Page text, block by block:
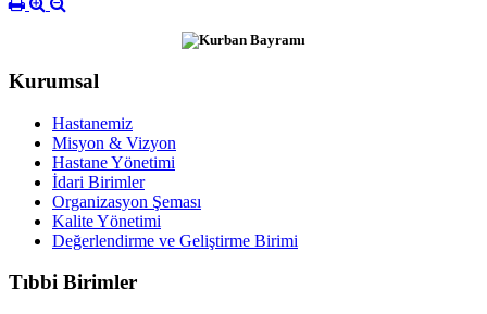
Kurumsal
Hastanemiz
Misyon & Vizyon
Hastane Yönetimi
İdari Birimler
Organizasyon Şeması
Kalite Yönetimi
Değerlendirme ve Geliştirme Birimi
Tıbbi Birimler